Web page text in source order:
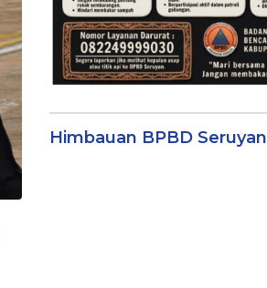
Himbauan BPBD Seruyan